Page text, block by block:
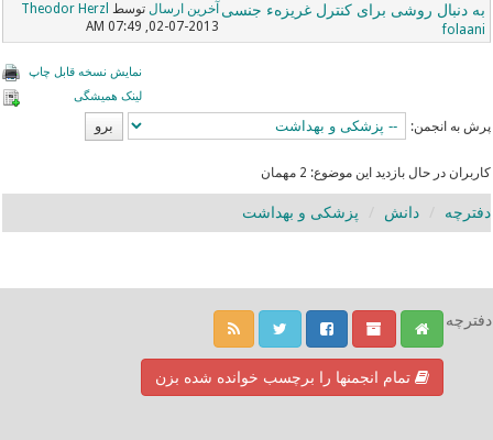
به دنبال روشی برای کنترل غریزهء جنسی
folaani
آخرین ارسال توسط Theodor Herzl
02-07-2013, 07:49 AM
نمایش نسخه قابل چاپ
لینک همیشگی
پرش به انجمن:
کاربران در حال بازدید این موضوع: 2 مهمان
دفترچه دانش پزشکی و بهداشت
دفترچه
تمام انجمنها را برچسب خوانده شده بزن